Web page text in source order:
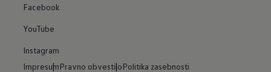
Facebook
YouTube
Instagram
ImpresumPravno obvestiloPolitika zasebnosti